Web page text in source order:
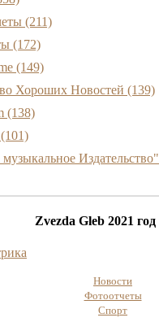
(211)
(172)
(149)
Хороших Новостей (139)
(138)
(101)
Издательство"
Zvezda Gleb 2021 год
Новости
Фотоотчеты
Спорт